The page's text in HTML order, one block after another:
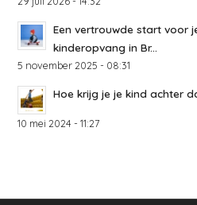
Een vertrouwde start voor
kinderopvang in Br...
5 november 2025 - 08:31
Hoe krijg je je kind achter
10 mei 2024 - 11:27